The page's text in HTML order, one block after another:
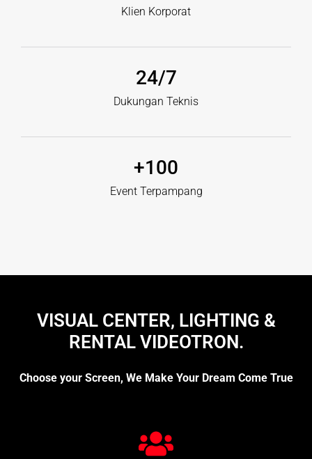
Klien Korporat
Dukungan Teknis
24/7
Event Terpampang
+100
VISUAL CENTER, LIGHTING &
RENTAL VIDEOTRON.
Choose your Screen, We Make Your Dream Come True